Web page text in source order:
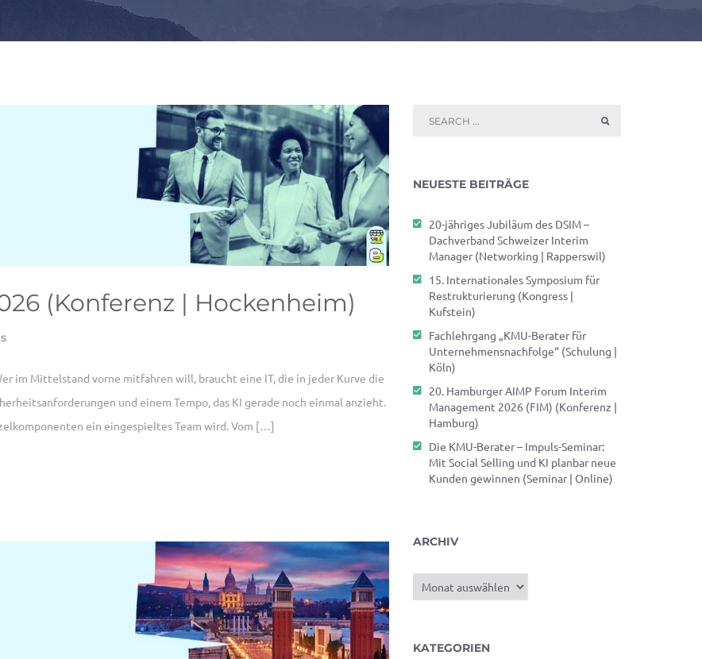
(Konferenz | Hockenheim)
im Mittelstand vorne mitfahren will, braucht eine IT, die in jeder Kurve die
und einem Tempo, das KI gerade noch einmal anzieht.
ein eingespieltes Team wird. Vom […]
NEUESTE BEITRÄGE
20-jähriges Jubiläum des DSIM –
Dachverband Schweizer Interim
Manager (Networking | Rapperswil)
15. Internationales Symposium für
Restrukturierung (Kongress |
Kufstein)
Fachlehrgang „KMU-Berater für
Unternehmensnachfolge“ (Schulung |
Köln)
20. Hamburger AIMP Forum Interim
Management 2026 (FIM) (Konferenz |
Hamburg)
Die KMU-Berater – Impuls-Seminar:
Mit Social Selling und KI planbar neue
Kunden gewinnen (Seminar | Online)
ARCHIV
Archiv
KATEGORIEN